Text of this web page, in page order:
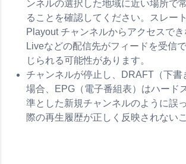
ンネルの選択した地域に近い場所で
ることを確認してください。スレー
Playout チャンネルからアクセスで
Liveなどの配信先がフィードを受信
じられる可能性があります。
チャンネルが停止し、DRAFT（下書
場合、EPG（電子番組表）はハード
準とした新規チャンネルのように誤
際の再生履歴が正しく反映されない